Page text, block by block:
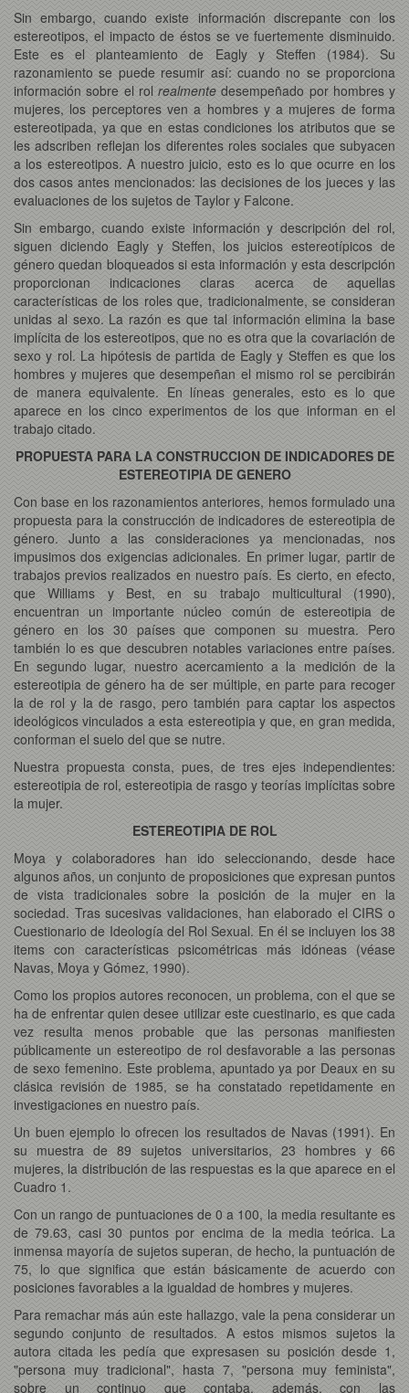
Sin embargo, cuando existe información discrepante con los
estereotipos, el impacto de éstos se ve fuertemente disminuido.
Este es el planteamiento de Eagly y Steffen (1984). Su
razonamiento se puede resumir así: cuando no se proporciona
información sobre el rol realmente desempeñado por hombres y
mujeres, los perceptores ven a hombres y a mujeres de forma
estereotipada, ya que en estas condiciones los atributos que se
les adscriben reflejan los diferentes roles sociales que subyacen
a los estereotipos. A nuestro juicio, esto es lo que ocurre en los
dos casos antes mencionados: las decisiones de los jueces y las
evaluaciones de los sujetos de Taylor y Falcone.
Sin embargo, cuando existe información y descripción del rol,
siguen diciendo Eagly y Steffen, los juicios estereotípicos de
género quedan bloqueados si esta información y esta descripción
proporcionan indicaciones claras acerca de aquellas
características de los roles que, tradicionalmente, se consideran
unidas al sexo. La razón es que tal información elimina la base
implícita de los estereotipos, que no es otra que la covariación de
sexo y rol. La hipótesis de partida de Eagly y Steffen es que los
hombres y mujeres que desempeñan el mismo rol se percibirán
de manera equivalente. En líneas generales, esto es lo que
aparece en los cinco experimentos de los que informan en el
trabajo citado.
PROPUESTA PARA LA CONSTRUCCION DE INDICADORES DE
ESTEREOTIPIA DE GENERO
Con base en los razonamientos anteriores, hemos formulado una
propuesta para la construcción de indicadores de estereotipia de
género. Junto a las consideraciones ya mencionadas, nos
impusimos dos exigencias adicionales. En primer lugar, partir de
trabajos previos realizados en nuestro país. Es cierto, en efecto,
que Williams y Best, en su trabajo multicultural (1990),
encuentran un importante núcleo común de estereotipia de
género en los 30 países que componen su muestra. Pero
también lo es que descubren notables variaciones entre países.
En segundo lugar, nuestro acercamiento a la medición de la
estereotipia de género ha de ser múltiple, en parte para recoger
la de rol y la de rasgo, pero también para captar los aspectos
ideológicos vinculados a esta estereotipia y que, en gran medida,
conforman el suelo del que se nutre.
Nuestra propuesta consta, pues, de tres ejes independientes:
estereotipia de rol, estereotipia de rasgo y teorías implícitas sobre
la mujer.
ESTEREOTIPIA DE ROL
Moya y colaboradores han ido seleccionando, desde hace
algunos años, un conjunto de proposiciones que expresan puntos
de vista tradicionales sobre la posición de la mujer en la
sociedad. Tras sucesivas validaciones, han elaborado el CIRS o
Cuestionario de Ideología del Rol Sexual. En él se incluyen los 38
items con características psicométricas más idóneas (véase
Navas, Moya y Gómez, 1990).
Como los propios autores reconocen, un problema, con el que se
ha de enfrentar quien desee utilizar este cuestinario, es que cada
vez resulta menos probable que las personas manifiesten
públicamente un estereotipo de rol desfavorable a las personas
de sexo femenino. Este problema, apuntado ya por Deaux en su
clásica revisión de 1985, se ha constatado repetidamente en
investigaciones en nuestro país.
Un buen ejemplo lo ofrecen los resultados de Navas (1991). En
su muestra de 89 sujetos universitarios, 23 hombres y 66
mujeres, la distribución de las respuestas es la que aparece en el
Cuadro 1.
Con un rango de puntuaciones de 0 a 100, la media resultante es
de 79.63, casi 30 puntos por encima de la media teórica. La
inmensa mayoría de sujetos superan, de hecho, la puntuación de
75, lo que significa que están básicamente de acuerdo con
posiciones favorables a la igualdad de hombres y mujeres.
Para remachar más aún este hallazgo, vale la pena considerar un
segundo conjunto de resultados. A estos mismos sujetos la
autora citada les pedía que expresasen su posición desde 1,
"persona muy tradicional", hasta 7, "persona muy feminista",
sobre un continuo que contaba, además, con las